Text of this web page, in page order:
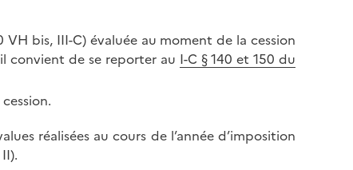
bis, III-C) évaluée au moment de la cession
convient de se reporter au I-C § 140 et 150 du
réalisées au cours de l’année d’imposition